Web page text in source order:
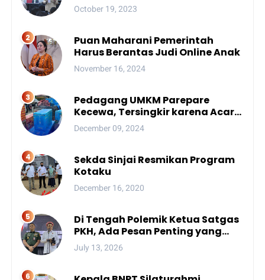
October 19, 2023
Puan Maharani Pemerintah
Harus Berantas Judi Online Anak
November 16, 2024
Pedagang UMKM Parepare
Kecewa, Tersingkir karena Acara
Besar
December 09, 2024
Sekda Sinjai Resmikan Program
Kotaku
December 16, 2020
Di Tengah Polemik Ketua Satgas
PKH, Ada Pesan Penting yang
Ditegaskan ke Publik
July 13, 2026